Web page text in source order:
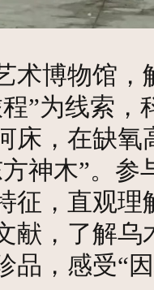
术博物馆
”为线索，
床，在缺
神木”。 参
征，直观理
献，了解
品，感受“